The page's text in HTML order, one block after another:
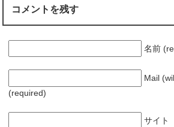
)
コメントを残す
名前
Mail
(required)
サイト